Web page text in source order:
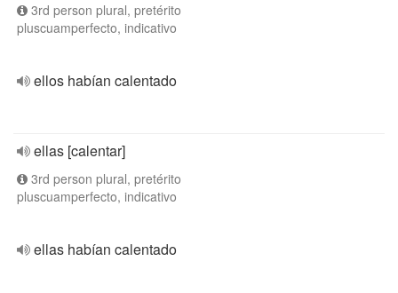
3rd person plural, pretérito
pluscuamperfecto, indicativo
ellos habían calentado
ellas [calentar]
3rd person plural, pretérito
pluscuamperfecto, indicativo
ellas habían calentado